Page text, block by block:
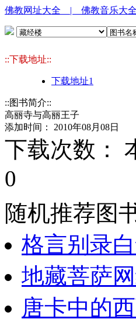
佛教网址大全 | 佛教音乐大
::下载地址::
下载地址1
::图书简介::
高丽寺与高丽王子
添加时间： 2010年08月08日
下载次数：
0
随机推荐图
格言别录
地藏菩萨
唐卡中的